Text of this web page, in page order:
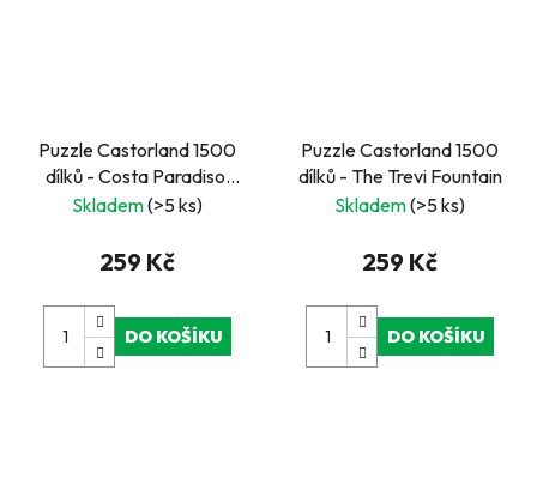
Puzzle Castorland 1500
dílků - Costa Paradiso,
Sardinie
Skladem(>5 ks)
259 Kč
DO KOŠÍKU
Puzzle Castorland 1500
dílků - The Trevi Fountain
Skladem(>5 ks)
259 Kč
DO KOŠÍKU